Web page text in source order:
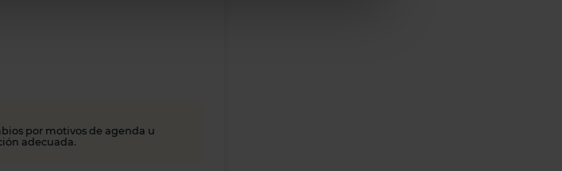
por motivos de agenda u
adecuada.